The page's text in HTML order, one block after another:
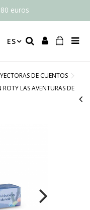
euros
ES
DE CUENTOS
LAS AVENTURAS DE